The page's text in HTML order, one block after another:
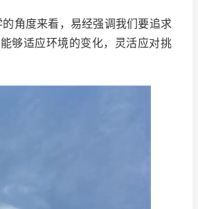
角度来看，易经强调我们要追求
够适应环境的变化，灵活应对挑